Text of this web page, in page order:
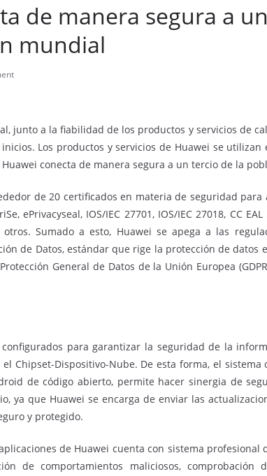
de manera segura a
mundial
junto a la fiabilidad de los productos y servicios de
Los productos y servicios de Huawei se utilizan
conecta de manera segura a un tercio de la
de 20 certificados en materia de seguridad para
ePrivacyseal, IOS/IEC 27701, IOS/IEC 27018, CC EAL
otros. Sumado a esto, Huawei se apega a las
de Datos, estándar que rige la protección de datos
General de Datos de la Unión Europea
para garantizar la seguridad de la
Chipset-Dispositivo-Nube. De esta forma, el sistema
de código abierto, permite hacer sinergia de
ya que Huawei se encarga de enviar las
y protegido.
de Huawei cuenta con sistema profesional
de comportamientos maliciosos, comprobación